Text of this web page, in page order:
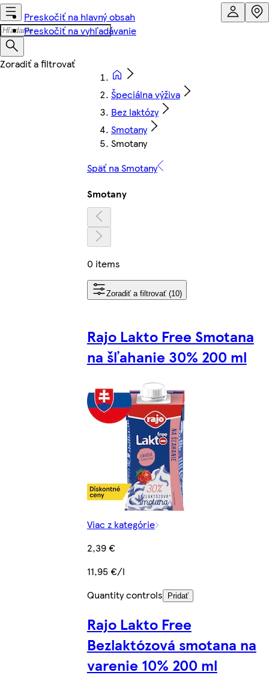
Preskočiť na hlavný obsah
Preskočiť na vyhľadávanie
Špeciálna výživa
Bez laktózy
Smotany
Smotany
Späť na Smotany
Smotany
0 items
Zoradiť a filtrovať (10)
Rajo Lakto Free Smotana
na šľahanie 30% 200 ml
Viac z kategórie
2,39 €
11,95 €/l
Quantity controls
Pridať
Rajo Lakto Free
Bezlaktózová smotana na
varenie 10% 200 ml